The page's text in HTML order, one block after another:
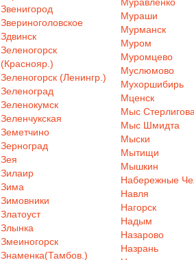
Звенигород
Звериноголовское
Здвинск
Зеленогорск
(Краснояр.)
Зеленогорск (Ленингр.)
Зеленоград
Зеленокумск
Зеленчукская
Земетчино
Зерноград
Зея
Зилаир
Зима
Зимовники
Златоуст
Злынка
Змеиногорск
Знаменка(Тамбов.)
Мураши
Мурманск
Муром
Муромцево
Муслюмово
Мухоршибирь
Мценск
Мыс
Мыс Шмидта
Мыски
Мытищи
Мышкин
Набережные
Навля
Нагорск
Надым
Назарово
Назрань